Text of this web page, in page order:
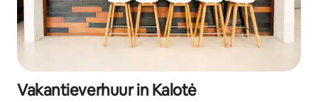
Vakantieverhuur in Kalotė